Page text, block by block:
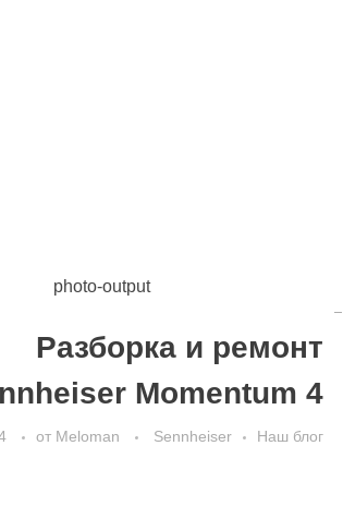
Разборка и ремонт
Momentum 4
от Meloman Sennheiser Наш блог